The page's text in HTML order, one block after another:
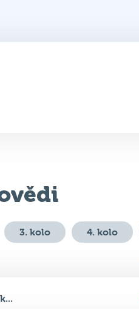
3. kolo 4. kolo